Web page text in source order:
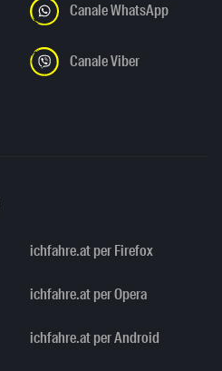
Canale WhatsApp
Canale Viber
ichfahre.at per Firefox
ichfahre.at per Opera
ichfahre.at per Android